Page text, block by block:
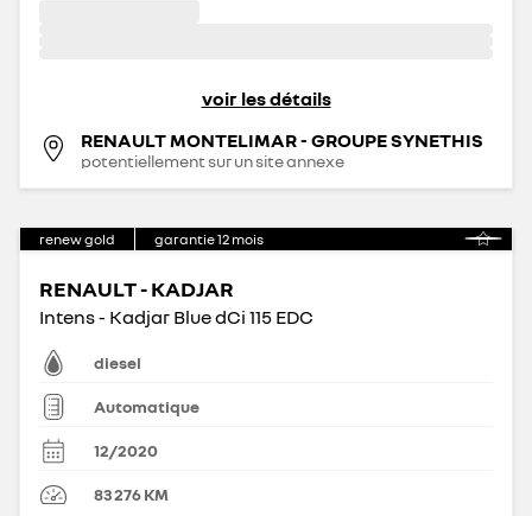
voir les détails
RENAULT MONTELIMAR - GROUPE SYNETHIS
potentiellement sur un site annexe
renew gold garantie12 mois
RENAULT - KADJAR
Intens - Kadjar Blue dCi 115 EDC
diesel
Automatique
12/2020
83 276KM